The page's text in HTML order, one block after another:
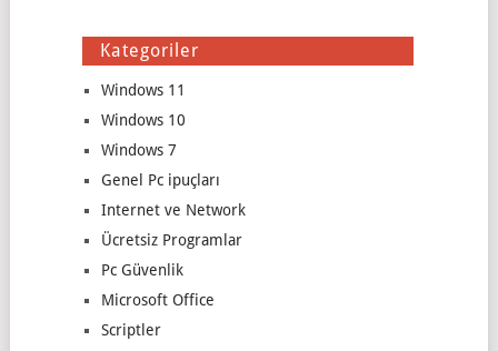
Kategoriler
Windows 11
Windows 10
Windows 7
Genel Pc ipuçları
Internet ve Network
Ücretsiz Programlar
Pc Güvenlik
Microsoft Office
Scriptler